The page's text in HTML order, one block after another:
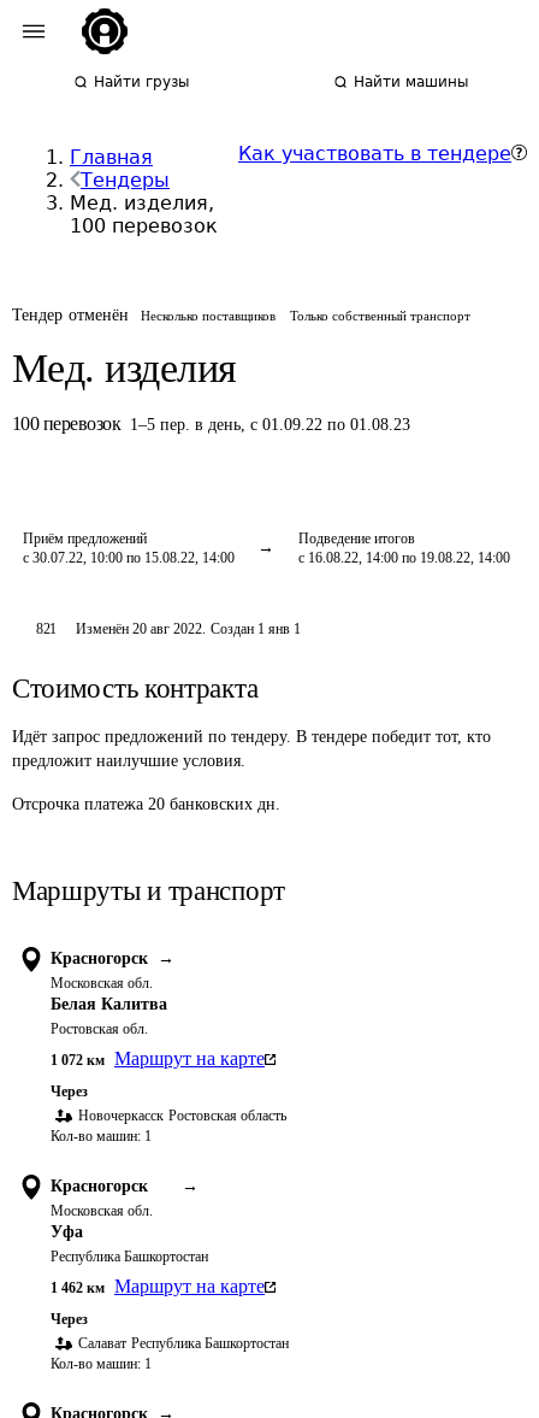
Найти грузы Найти машины
Главная
Тендеры
Мед. изделия,
100 перевозок
Как участвовать в тендере
Тендер отменён Несколько поставщиков Только собственный транспорт
Мед. изделия
100 перевозок 1–5 пер. в день,с 01.09.22 по 01.08.23
Приём предложений
с 30.07.22, 10:00 по 15.08.22, 14:00
Подведение итогов
с 16.08.22, 14:00 по 19.08.22, 14:00
821 Изменён20 авг 2022. Создан 1 янв 1
Стоимость контракта
Идёт запрос предложений по тендеру. В тендере победит тот, кто
предложит наилучшие условия.
Отсрочка платежа 20 банковских дн.
Маршруты и транспорт
Красногорск →
Московская обл.
Белая Калитва
Ростовская обл.
1 072 км Маршрут на карте
Через
Новочеркасск Ростовская область
Кол-во машин: 1
Красногорск →
Московская обл.
Уфа
Республика Башкортостан
1 462 км Маршрут на карте
Через
Салават Республика Башкортостан
Кол-во машин: 1
Красногорск →